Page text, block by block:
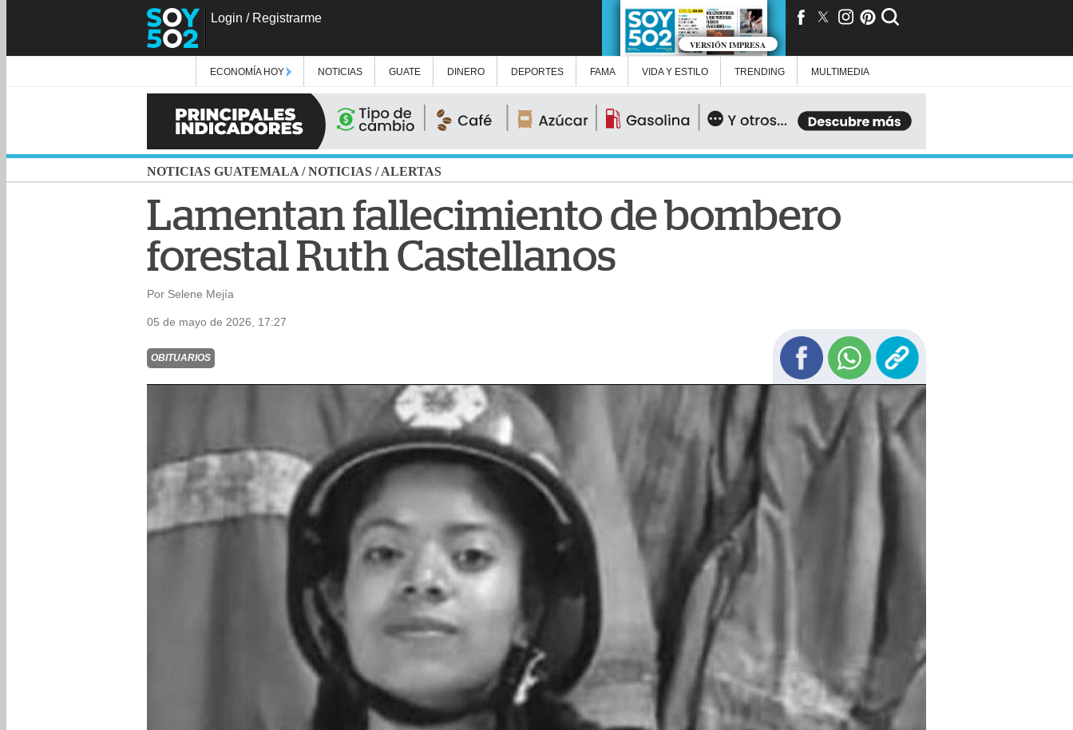
Login / Registrarme
VERSIÓN IMPRESA
ECONOMÍA HOY NOTICIAS GUATE DINERO DEPORTES FAMA VIDA Y ESTILO TRENDING MULTIMEDIA
NOTICIAS GUATEMALA /NOTICIAS /ALERTAS
Lamentan fallecimiento de bombero
forestal Ruth Castellanos
Por Selene Mejía
05 de mayo de 2026, 17:27
OBITUARIOS